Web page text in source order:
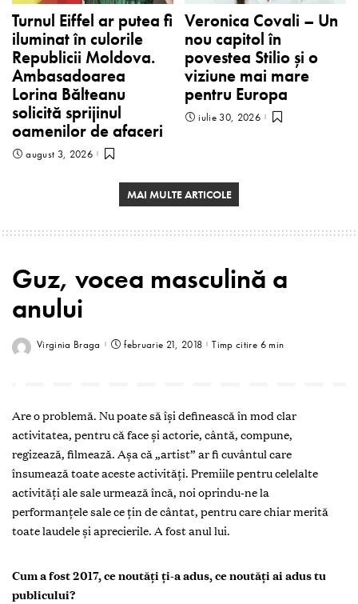
Turnul Eiffel ar putea fi
iluminat în culorile
Republicii Moldova.
Ambasadoarea
Lorina Bălteanu
solicită sprijinul
oamenilor de afaceri
august 3, 2026
Veronica Covali – Un
nou capitol în
povestea Stilio și o
viziune mai mare
pentru Europa
iulie 30, 2026
MAI MULTE ARTICOLE
Guz, vocea masculină a
anului
Virginia Braga februarie 21, 2018 Timp citire 6 min
Are o problemă. Nu poate să își definească în mod clar
activitatea, pentru că face și actorie, cântă, compune,
regizează, filmează. Așa că „artist” ar fi cuvântul care
însumează toate aceste activități. Premiile pentru celelalte
activități ale sale urmează încă, noi oprindu-ne la
performanțele sale ce țin de cântat, pentru care chiar merită
toate laudele și aprecierile. A fost anul lui.
Cum a fost 2017, ce noutăţi ţi-a adus, ce noutăţi ai adus tu
publicului?